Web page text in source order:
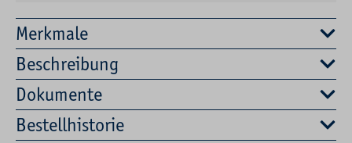
Merkmale
Beschreibung
Dokumente
Bestellhistorie